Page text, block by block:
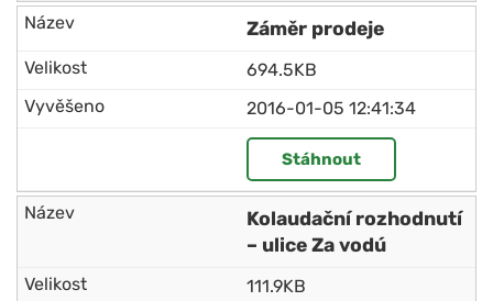
Záměr prodeje
694.5KB
2016-01-05 12:41:34
Stáhnout
Kolaudační rozhodnutí
– ulice Za vodú
111.9KB